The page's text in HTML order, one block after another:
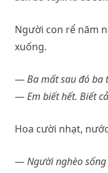
Người con rể năm
xuống.
—Ba mất sau đó ba
—Em biết hết. Biết
Hoa cười nhạt,
—Người nghèo